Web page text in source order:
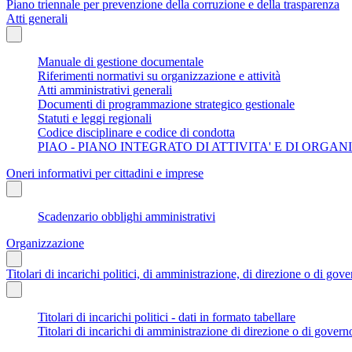
Piano triennale per prevenzione della corruzione e della trasparenza
Atti generali
Manuale di gestione documentale
Riferimenti normativi su organizzazione e attività
Atti amministrativi generali
Documenti di programmazione strategico gestionale
Statuti e leggi regionali
Codice disciplinare e codice di condotta
PIAO - PIANO INTEGRATO DI ATTIVITA' E DI
Oneri informativi per cittadini e imprese
Scadenzario obblighi amministrativi
Organizzazione
Titolari di incarichi politici, di amministrazione, di direzione o di
Titolari di incarichi politici - dati in formato tabellare
Titolari di incarichi di amministrazione di direzione o di